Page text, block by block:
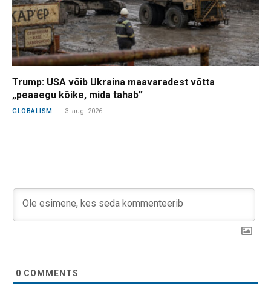
Trump: USA võib Ukraina maavaradest võtta
„peaaegu kõike, mida tahab”
GLOBALISM 3. aug. 2026
0 COMMENTS